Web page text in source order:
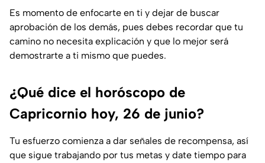
Es momento de enfocarte en ti y dejar de buscar
aprobación de los demás, pues debes recordar que tu
camino no necesita explicación y que lo mejor será
demostrarte a ti mismo que puedes.
¿Qué dice el horóscopo de
Capricornio hoy, 26 de junio?
Tu esfuerzo comienza a dar señales de recompensa, así
que sigue trabajando por tus metas y date tiempo para